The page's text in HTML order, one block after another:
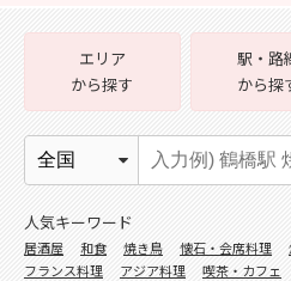
エリア
から探す
駅・路
から探
人気キーワード
居酒屋 和食 焼き鳥 懐石・会席料理
フランス料理
アジア料理 喫茶・カフェ